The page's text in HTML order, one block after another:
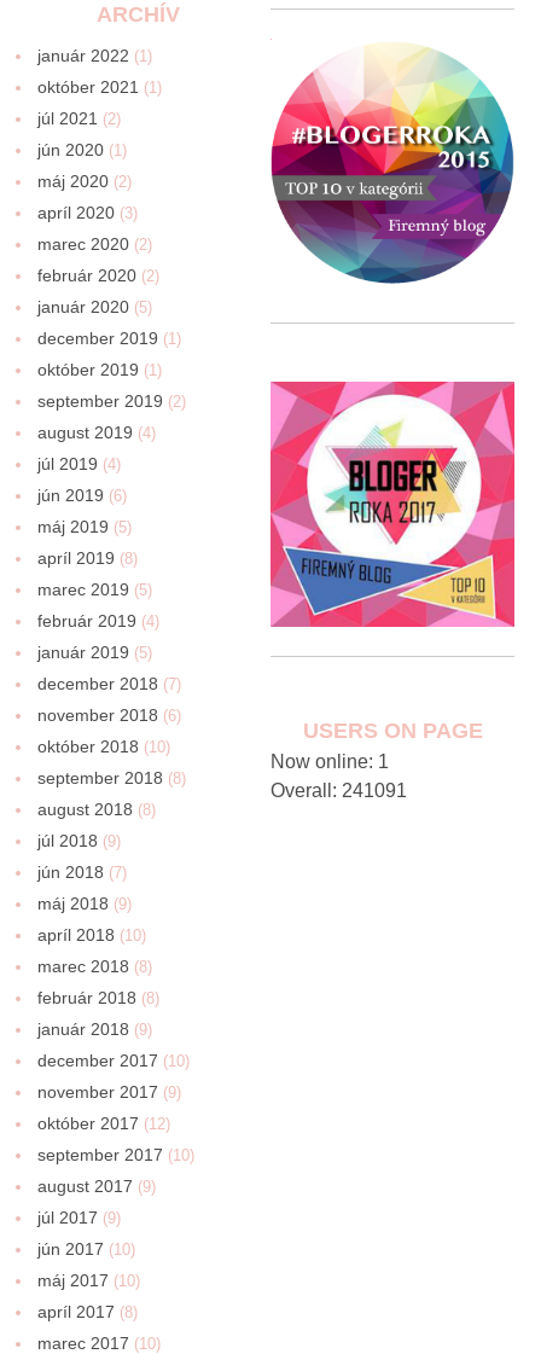
ARCHÍV
január 2022 (1)
október 2021 (1)
júl 2021 (2)
jún 2020 (1)
máj 2020 (2)
apríl 2020 (3)
marec 2020 (2)
február 2020 (2)
január 2020 (5)
december 2019 (1)
október 2019 (1)
september 2019 (2)
august 2019 (4)
júl 2019 (4)
jún 2019 (6)
máj 2019 (5)
apríl 2019 (8)
marec 2019 (5)
február 2019 (4)
január 2019 (5)
december 2018 (7)
november 2018 (6)
október 2018 (10)
september 2018 (8)
august 2018 (8)
júl 2018 (9)
jún 2018 (7)
máj 2018 (9)
apríl 2018 (10)
marec 2018 (8)
február 2018 (8)
január 2018 (9)
december 2017 (10)
november 2017 (9)
október 2017 (12)
september 2017 (10)
august 2017 (9)
júl 2017 (9)
jún 2017 (10)
máj 2017 (10)
apríl 2017 (8)
marec 2017 (10)
USERS ON PAGE
Now online: 1
Overall: 241091